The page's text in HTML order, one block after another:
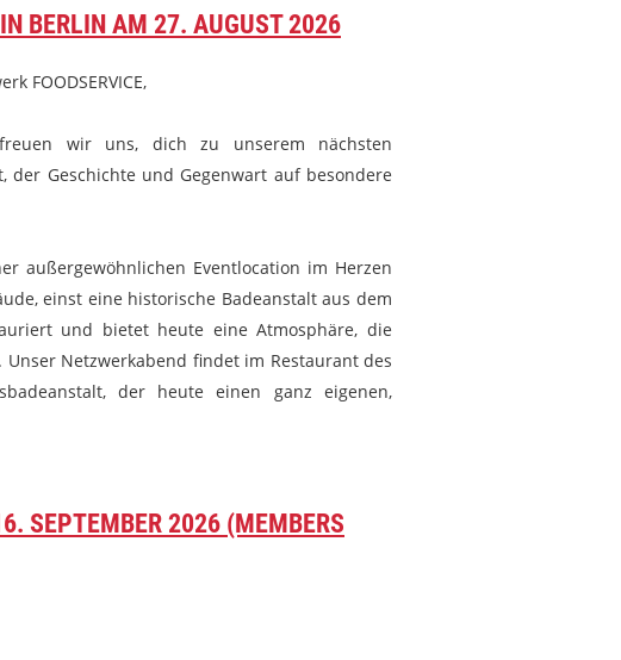
BERLIN AM 27. AUGUST 2026
FOODSERVICE,
wir uns, dich zu unserem nächsten
Geschichte und Gegenwart auf besondere
außergewöhnlichen Eventlocation im Herzen
einst eine historische Badeanstalt aus dem
und bietet heute eine Atmosphäre, die
Netzwerkabend findet im Restaurant des
der heute einen ganz eigenen,
SEPTEMBER 2026 (MEMBERS